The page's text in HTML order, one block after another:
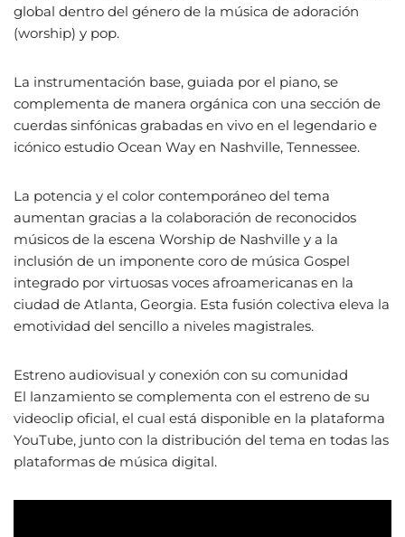
global dentro del género de la música de adoración
(worship) y pop.
La instrumentación base, guiada por el piano, se
complementa de manera orgánica con una sección de
cuerdas sinfónicas grabadas en vivo en el legendario e
icónico estudio Ocean Way en Nashville, Tennessee.
La potencia y el color contemporáneo del tema
aumentan gracias a la colaboración de reconocidos
músicos de la escena Worship de Nashville y a la
inclusión de un imponente coro de música Gospel
integrado por virtuosas voces afroamericanas en la
ciudad de Atlanta, Georgia. Esta fusión colectiva eleva la
emotividad del sencillo a niveles magistrales.
Estreno audiovisual y conexión con su comunidad
El lanzamiento se complementa con el estreno de su
videoclip oficial, el cual está disponible en la plataforma
YouTube, junto con la distribución del tema en todas las
plataformas de música digital.